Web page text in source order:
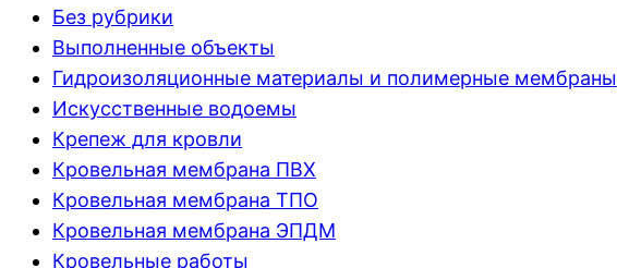
Без рубрики
Выполненные объекты
Гидроизоляционные материалы и полимерные мембраны
Искусственные водоемы
Крепеж для кровли
Кровельная мембрана ПВХ
Кровельная мембрана ТПО
Кровельная мембрана ЭПДМ
Кровельные работы